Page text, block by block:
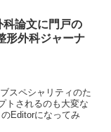
科論文に門戸の
形外科ジャーナ
スペシャリティのた
トされるのも大変な
Editorになってみ